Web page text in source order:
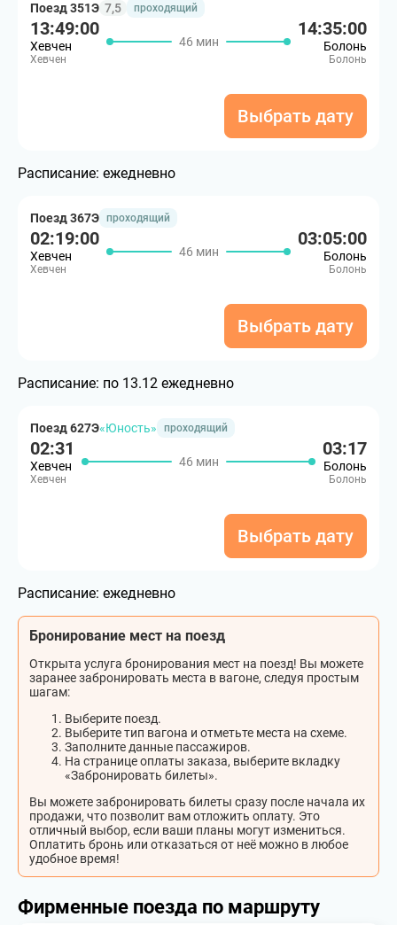
Поезд 351Э 7,5 проходящий
13:49:00
Хевчен
Хевчен
46 мин
14:35:00
Болонь
Болонь
Выбрать дату
Расписание: ежедневно
Поезд 367Э проходящий
02:19:00
Хевчен
Хевчен
46 мин
03:05:00
Болонь
Болонь
Выбрать дату
Расписание: по 13.12 ежедневно
Поезд 627Э«Юность» проходящий
02:31
Хевчен
Хевчен
46 мин
03:17
Болонь
Болонь
Выбрать дату
Расписание: ежедневно
Бронирование мест на поезд
Открыта услуга бронирования мест на поезд! Вы можете
заранее забронировать места в вагоне, следуя простым
шагам:
Выберите поезд.
Выберите тип вагона и отметьте места на схеме.
Заполните данные пассажиров.
На странице оплаты заказа, выберите вкладку
«Забронировать билеты».
Вы можете забронировать билеты сразу после начала их
продажи, что позволит вам отложить оплату. Это
отличный выбор, если ваши планы могут измениться.
Оплатить бронь или отказаться от неё можно в любое
удобное время!
Фирменные поезда по маршруту